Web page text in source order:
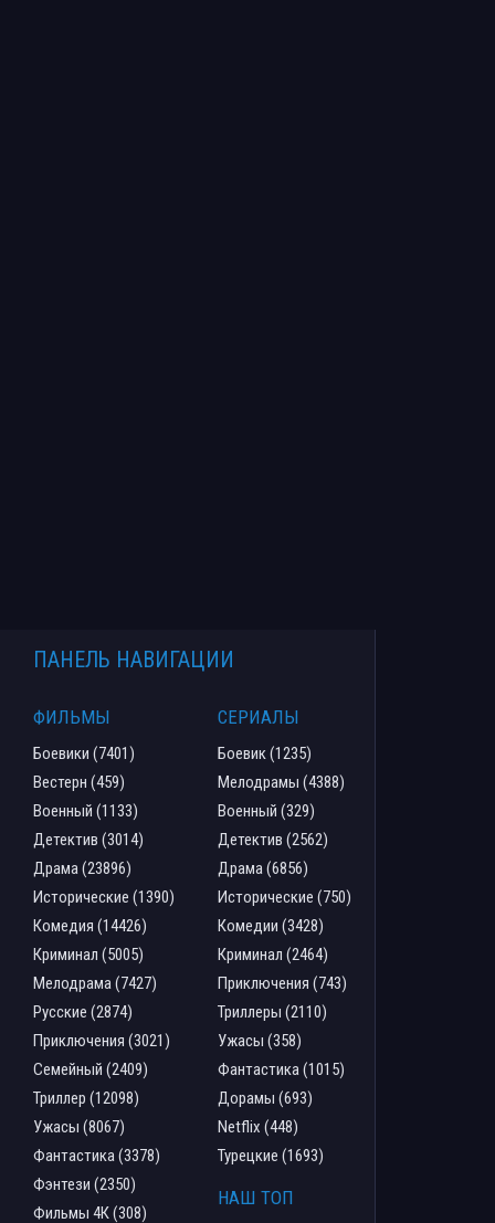
ПАНЕЛЬ НАВИГАЦИИ
ФИЛЬМЫ
Боевики (7401)
Вестерн (459)
Военный (1133)
Детектив (3014)
Драма (23896)
Исторические (1390)
Комедия (14426)
Криминал (5005)
Мелодрама (7427)
Русские (2874)
Приключения (3021)
Семейный (2409)
Триллер (12098)
Ужасы (8067)
Фантастика (3378)
Фэнтези (2350)
Фильмы 4К (308)
СЕРИАЛЫ
Боевик (1235)
Мелодрамы (4388)
Военный (329)
Детектив (2562)
Драма (6856)
Исторические (750)
Комедии (3428)
Криминал (2464)
Приключения (743)
Триллеры (2110)
Ужасы (358)
Фантастика (1015)
Дорамы (693)
Netflix (448)
Турецкие (1693)
НАШ ТОП